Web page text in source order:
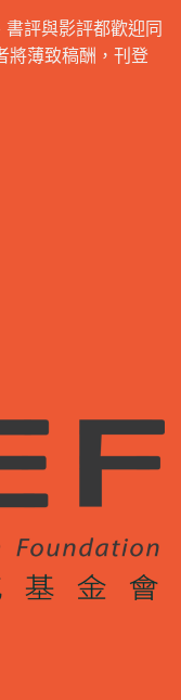
評與影評都歡迎同
將薄致稿酬，刊登